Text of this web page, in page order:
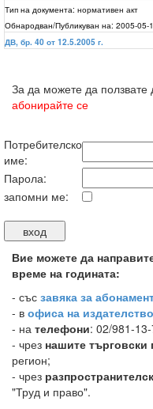
Тип на документа: нормативен акт
Обнародван/Публикуван на: 2005-05-
ДВ, бр. 40 от 12.5.2005 г.
За да можете да ползвате
абонирайте се
Потребителско
име:
Парола:
запомни ме:
Вие можете да
време на годината:
- със завяка за
- в офиса на
- на телефони: 02/981-
- чрез нашите търговски
регион;
- чрез
"Труд и право".